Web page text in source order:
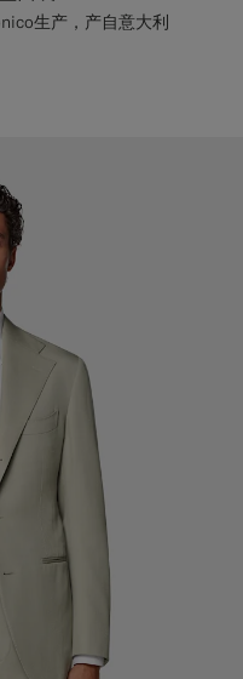
生产，产自意大利